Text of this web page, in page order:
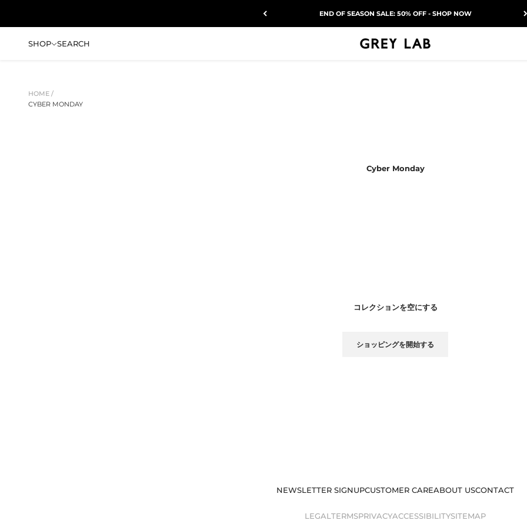
END OF SEASON SALE: 50% OFF - SHOP NOW
SHOP SEARCH
Grey Lab
HOME /
CYBER MONDAY
コレクションを空にする
ショッピングを開始する
NEWSLETTER SIGNUPCUSTOMER CAREABOUT USCONTACT
LEGAL TERMSPRIVACYACCESSIBILITYSITEMAP